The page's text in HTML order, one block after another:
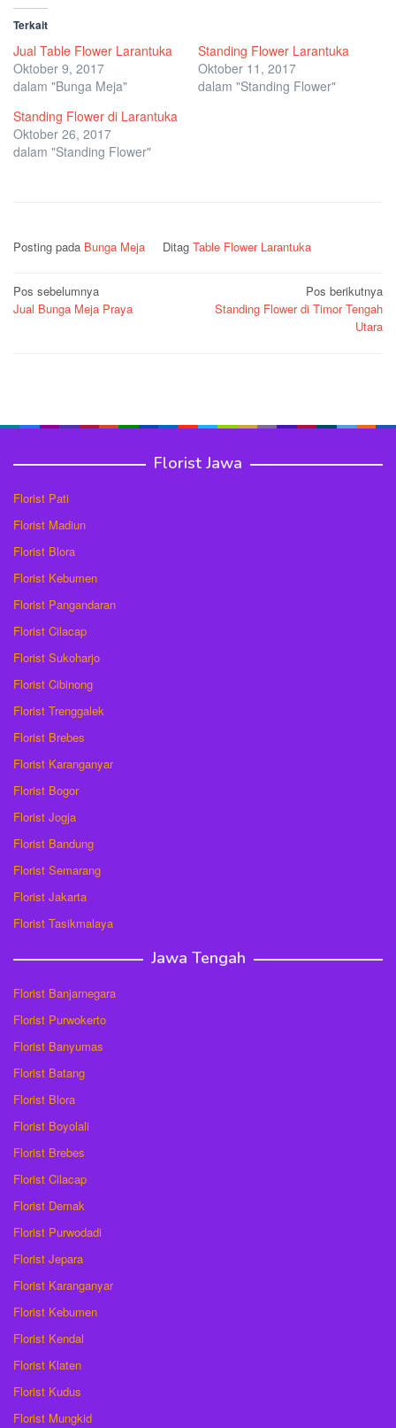
Terkait
Jual Table Flower Larantuka
Oktober 9, 2017
dalam "Bunga Meja"
Standing Flower Larantuka
Oktober 11, 2017
dalam "Standing Flower"
Standing Flower di Larantuka
Oktober 26, 2017
dalam "Standing Flower"
Posting pada Bunga Meja Ditag Table Flower Larantuka
Navigasi
pos
Pos sebelumnya
Jual Bunga Meja Praya
Pos berikutnya
Standing Flower di Timor Tengah
Utara
Florist Jawa
Florist Pati
Florist Madiun
Florist Blora
Florist Kebumen
Florist Pangandaran
Florist Cilacap
Florist Sukoharjo
Florist Cibinong
Florist Trenggalek
Florist Brebes
Florist Karanganyar
Florist Bogor
Florist Jogja
Florist Bandung
Florist Semarang
Florist Jakarta
Florist Tasikmalaya
Jawa Tengah
Florist Banjarnegara
Florist Purwokerto
Florist Banyumas
Florist Batang
Florist Blora
Florist Boyolali
Florist Brebes
Florist Cilacap
Florist Demak
Florist Purwodadi
Florist Jepara
Florist Karanganyar
Florist Kebumen
Florist Kendal
Florist Klaten
Florist Kudus
Florist Mungkid